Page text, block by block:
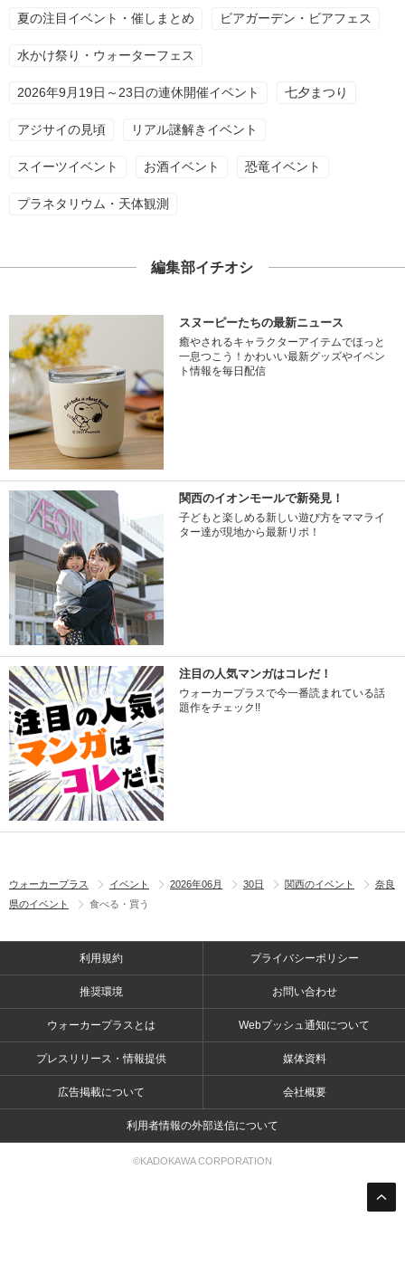
夏の注目イベント・催しまとめ ビアガーデン・ビアフェス
水かけ祭り・ウォーターフェス
2026年9月19日～23日の連休開催イベント 七夕まつり
アジサイの見頃 リアル謎解きイベント
スイーツイベント お酒イベント 恐竜イベント
プラネタリウム・天体観測
編集部イチオシ
スヌーピーたちの最新ニュース
癒やされるキャラクターアイテムでほっと
一息つこう！かわいい最新グッズやイベン
ト情報を毎日配信
関西のイオンモールで新発見！
子どもと楽しめる新しい遊び方をママライ
ター達が現地から最新リポ！
注目の人気マンガはコレだ！
ウォーカープラスで今一番読まれている話
題作をチェック!!
ウォーカープラス イベント 2026年06月 30日 関西のイベント
奈良
県のイベント
食べる・買う
利用規約 プライバシーポリシー
推奨環境 お問い合わせ
ウォーカープラスとは Webプッシュ通知について
プレスリリース・情報提供 媒体資料
広告掲載について 会社概要
利用者情報の外部送信について
©KADOKAWA CORPORATION